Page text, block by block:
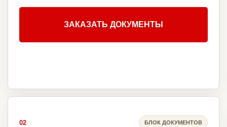
ЗАКАЗАТЬ ДОКУМЕНТЫ
02 БЛОК ДОКУМЕНТОВ